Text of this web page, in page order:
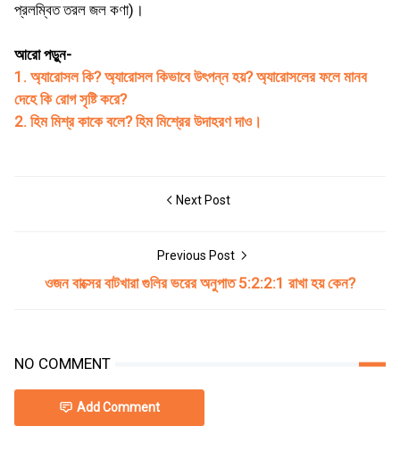
প্রলম্বিত তরল জল কণা)।
আরো পড়ুন-
1. অ্যারোসল কি? অ্যারোসল কিভাবে উৎপন্ন হয়? অ্যারোসলের ফলে মানব
দেহে কি রোগ সৃষ্টি করে?
2. হিম মিশ্র কাকে বলে? হিম মিশ্রের উদাহরণ দাও।
Next Post
Previous Post
ওজন বাক্সের বাটখারা গুলির ভরের অনুপাত 5:2:2:1 রাখা হয় কেন?
NO COMMENT
Add Comment